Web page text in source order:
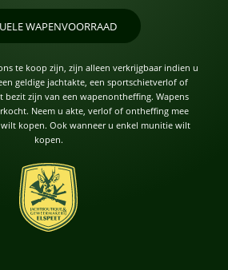
WAPENVOORRAAD
te koop zijn, zijn alleen verkrijgbaar indien u
geldige jachtakte, een sportschietverlof of
bezit zijn van een wapenontheffing. Wapens
Neem u akte, verlof of ontheffing mee
kopen. Ook wanneer u enkel munitie wilt
kopen.